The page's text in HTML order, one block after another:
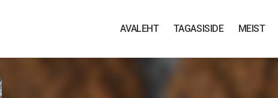
AVALEHT TAGASISIDE MEIST